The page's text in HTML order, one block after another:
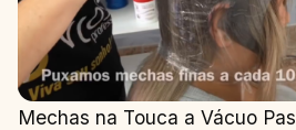
Mechas na Touca a Vácuo